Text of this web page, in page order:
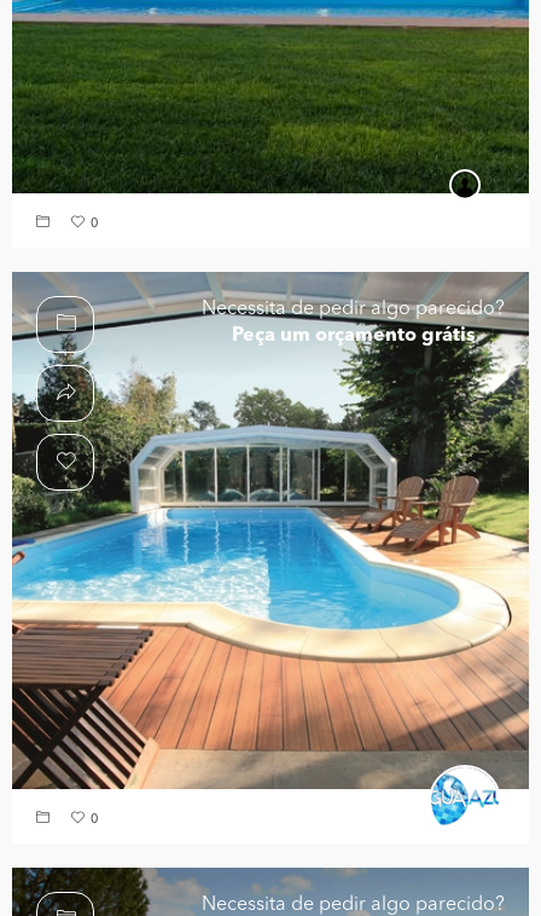
0
Necessita de pedir algo parecido?
Peça um orçamento grátis
0
Necessita de pedir algo parecido?